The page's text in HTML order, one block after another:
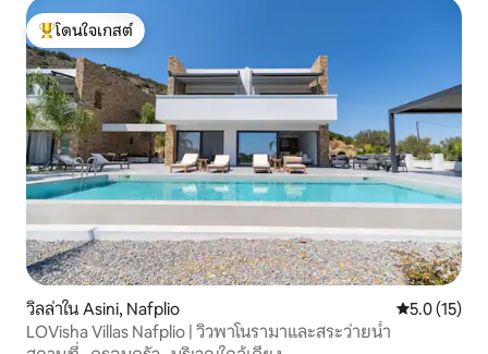
โดนใจเกสต์ที่สุด
โดนใจเกสต์
วิลล่าใน Asini, Nafplio คะแนนเฉลี่ย
5.0 (15)
LOVisha Villas Nafplio | วิวพาโนรามาและสระว่ายน้ำ